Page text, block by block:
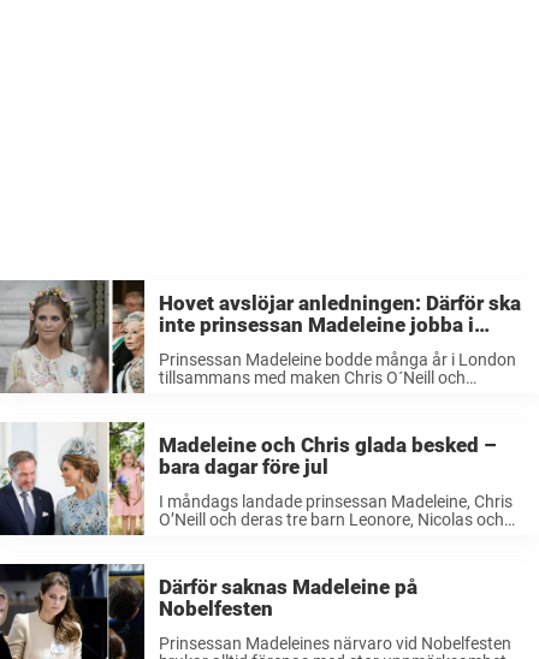
Hovet avslöjar anledningen: Därför ska
inte prinsessan Madeleine jobba i
Prinsessan Madeleine bodde många år i London
tillsammans med maken Chris O´Neill och
ännu längre bort, till ...
Madeleine och Chris glada besked –
bara dagar före jul
I måndags landade prinsessan Madeleine, Chris
O’Neill och deras tre barn Leonore, Nicolas och
Därför saknas Madeleine på
Nobelfesten
Prinsessan Madeleines närvaro vid Nobelfesten